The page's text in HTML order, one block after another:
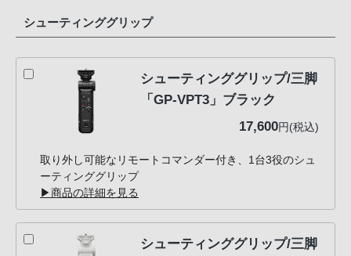
シューティンググリップ
シューティンググリップ/三脚
「GP-VPT3」ブラック
17,600円(税込)
取り外し可能なリモートコマンダー付き、1台3役のシュ
ーティンググリップ
▶商品の詳細を見る
シューティンググリップ/三脚